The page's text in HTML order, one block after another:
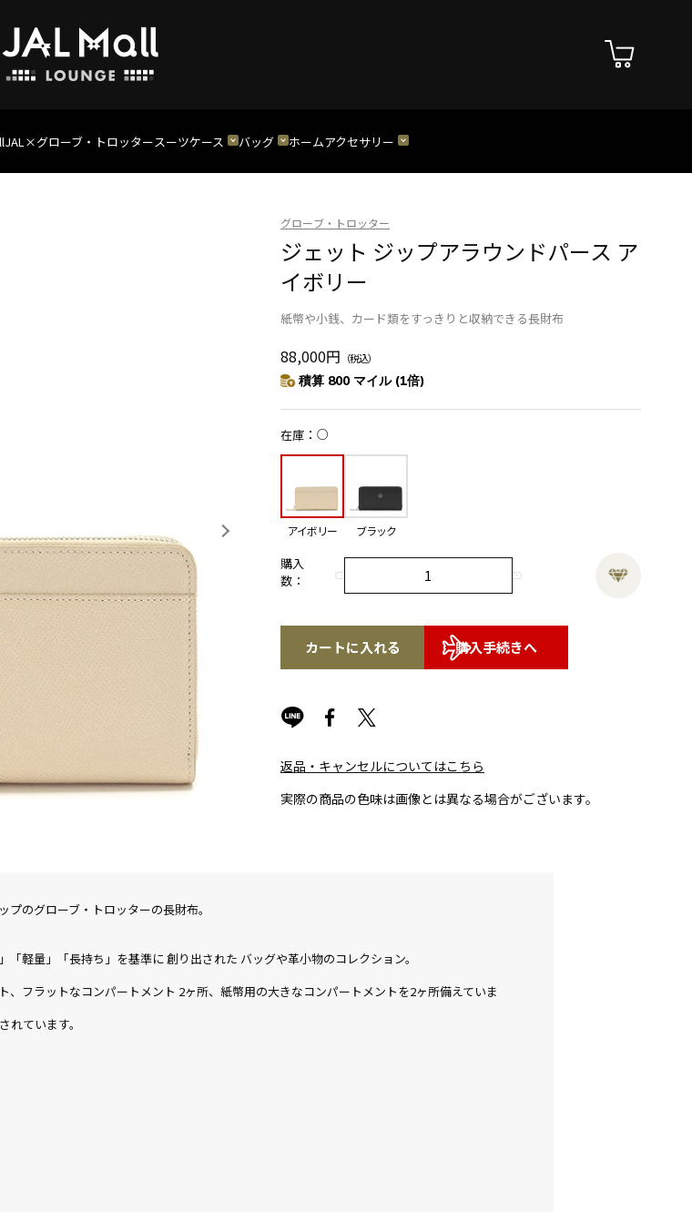
JAL×グローブ・トロッタースーツケース バッグ ホームアクセサリー
グローブ・トロッター
ジェット ジップアラウンドパース ア
イボリー
紙幣や小銭、カード類をすっきりと収納できる長財布
88,000円 （税込）
積算 800 マイル (1倍)
在庫 ○
アイボリー ブラック
購入
数：
カートに入れる 購入手続きへ
返品・キャンセルについてはこちら
実際の商品の色味は画像とは異なる場合がございます。
のグローブ・トロッターの長財布。
軽量」「長持ち」を基準に 創り出された バッグや革小物のコレクション。
フラットなコンパートメント 2ヶ所、紙幣用の大きなコンパートメントを2ヶ所備えていま
ています。